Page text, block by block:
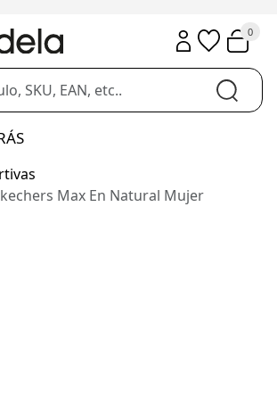
0
Max En Natural Mujer